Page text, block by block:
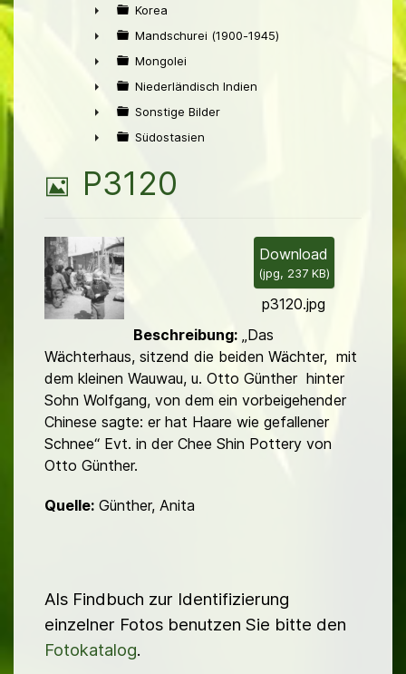
►
►
Korea
►
Mandschurei (1900-1945)
►
Mongolei
►
Niederländisch Indien
►
Sonstige Bilder
Südostasien
B
l
d
P3120
Download
(jpg, 237 KB)
p3120.jpg
Beschreibung:„Das
Wächterhaus, sitzend die beiden Wächter, mit
dem kleinen Wau­wau, u. Otto Günther hinter
Sohn Wolfgang, von dem ein vorbeigehen­der
Chinese sagte: er hat Haare wie gefallener
Schnee“ Evt. in der Chee Shin Pottery von
Otto Günther.
Quelle: Günther, Anita
Als Findbuch zur Identifizierung
einzelner Fotos benutzen Sie bitte den
Fotokatalog.